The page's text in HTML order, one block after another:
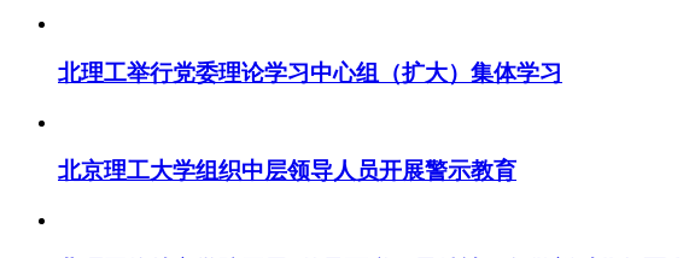
北理工举行党委理论学习中心组（扩大）集体学习
北京理工大学组织中层领导人员开展警示教育